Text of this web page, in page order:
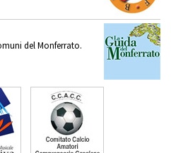
del Monferrato.